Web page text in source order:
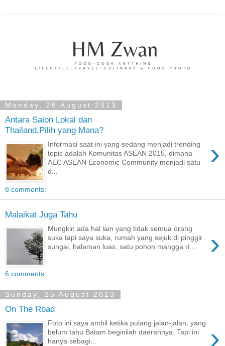
Monday, 26 August 2013
Antara Salon Lokal dan
Thailand,Pilih yang Mana?
›
Informasi saat ini yang sedang menjadi trending
topic adalah Komunitas ASEAN 2015, dimana
AEC ASEAN Economic Community menjadi satu
d...
8 comments:
Malaikat Juga Tahu
›
Mungkin ada hal lain yang tidak semua orang
suka tapi saya suka, rumah yang sejuk di pinggir
sungai, halaman luas, satu pohon mangga ri...
6 comments:
Sunday, 25 August 2013
On The Road
›
Foto ini saya ambil ketika pulang jalan-jalan, yang
belum tahu Batam beginilah daerahnya. Tapi ini
hanya sebagi...